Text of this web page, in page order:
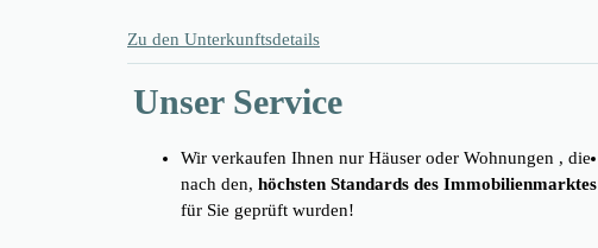
Zu den Unterkunftsdetails
Unser Service
Wir verkaufen Ihnen nur Häuser oder Wohnungen , die
nach den, höchsten Standards des Immobilienmarktes
für Sie geprüft wurden!